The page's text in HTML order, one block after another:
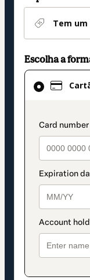
Tem
Escolha a
Cartão
selecionado
pagamento